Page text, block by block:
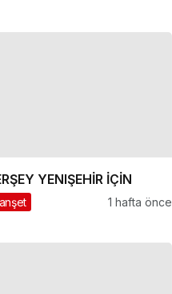
YENIŞEHİR İÇİN
1 hafta önce